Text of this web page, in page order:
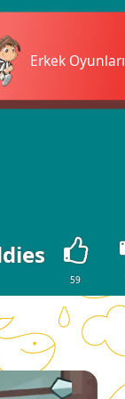
Erkek Oyunları
59